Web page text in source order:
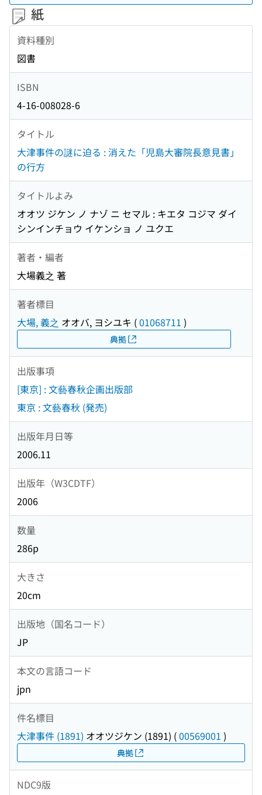
紙
資料種別
図書
ISBN
4-16-008028-6
タイトル
大津事件の謎に迫る : 消えた「児島大審院長意見書」
の行方
タイトルよみ
オオツ ジケン ノ ナゾ ニ セマル : キエタ コジマ ダイ
シンインチョウ イケンショ ノ ユクエ
著者・編者
大場義之 著
著者標目
大場, 義之 オオバ, ヨシユキ (01068711 )
典拠
出版事項
[東京] : 文藝春秋企画出版部
東京 : 文藝春秋 (発売)
出版年月日等
2006.11
出版年（W3CDTF）
2006
数量
286p
大きさ
20cm
出版地（国名コード）
JP
本文の言語コード
jpn
件名標目
大津事件 (1891) オオツジケン (1891) (00569001 )
典拠
NDC9版